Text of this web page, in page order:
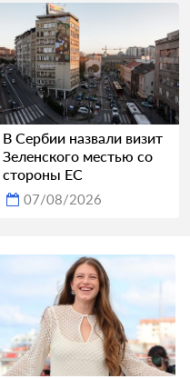
В Сербии назвали визит
Зеленского местью со
стороны ЕС
07/08/2026